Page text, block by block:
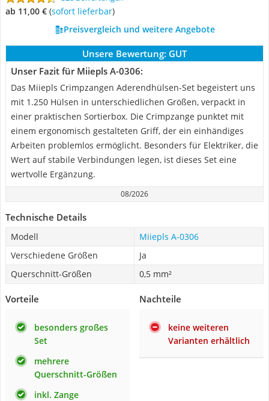
ab 11,00 € ( Sofort lieferbar)
Preisvergleich und weitere Angebote
Unsere Bewertung: GUT
Unser Fazit für Miiepls ‎A-0306:
Das Miiepls Crimpzangen Aderendhülsen-Set begeistert uns
mit 1.250 Hülsen in unterschiedlichen Größen, verpackt in
einer praktischen Sortierbox. Die Crimpzange punktet mit
einem ergonomisch gestalteten Griff, der ein einhändiges
Arbeiten problemlos ermöglicht. Besonders für Elektriker, die
Wert auf stabile Verbindungen legen, ist dieses Set eine
wertvolle Ergänzung.
08/2026
Technische Details
Modell
Miiepls ‎A-0306
Verschiedene Größen
Ja
Querschnitt-Größen
0,5 mm²
Vorteile
besonders großes
Set
mehrere
Querschnitt-Größen
inkl. Zange
Nachteile
keine weiteren
Varianten erhältlich